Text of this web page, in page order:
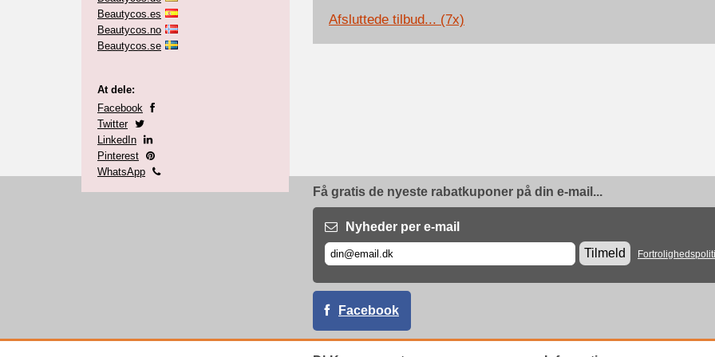
Beautycos.es
Beautycos.no
Beautycos.se
At dele:
Facebook
Twitter
LinkedIn
Pinterest
WhatsApp
Afsluttede tilbud... (7x)
Få gratis de nyeste rabatkuponer på din e-mail...
Nyheder per e-mail
Tilmeld
Facebook